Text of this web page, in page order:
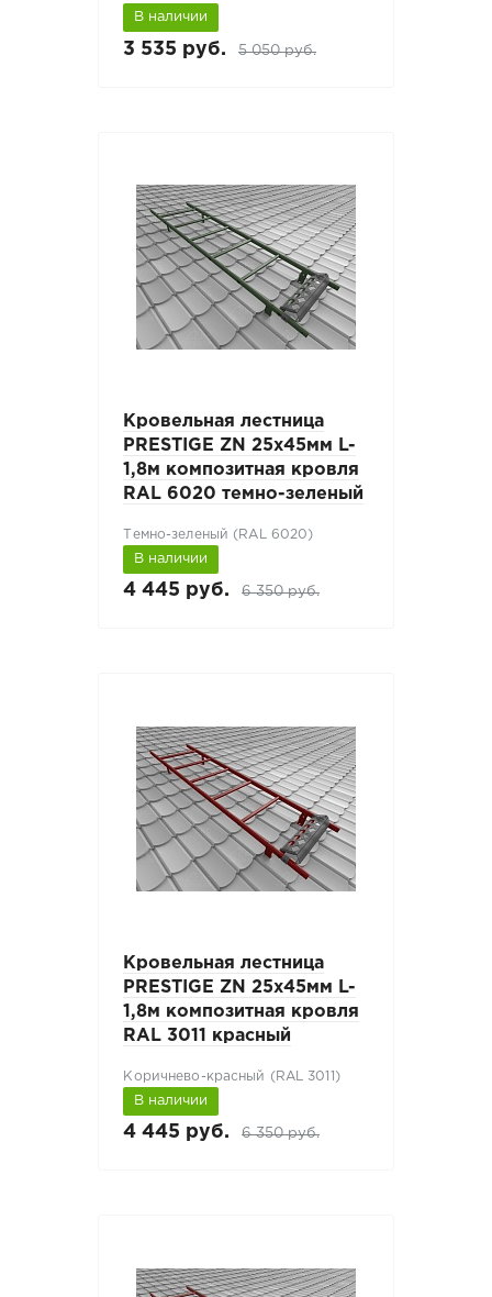
В наличии
3 535 руб. 5 050 руб.
Кровельная лестница
PRESTIGE ZN 25х45мм L-
1,8м композитная кровля
RAL 6020 темно-зеленый
Темно-зеленый (RAL 6020)
В наличии
4 445 руб. 6 350 руб.
Кровельная лестница
PRESTIGE ZN 25х45мм L-
1,8м композитная кровля
RAL 3011 красный
Коричнево-красный (RAL 3011)
В наличии
4 445 руб. 6 350 руб.